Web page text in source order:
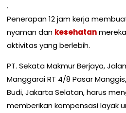
.
Penerapan 12 jam kerja
nyaman dan kesehatan
aktivitas yang berlebih.
PT. Sekata Makmur Berjaya,
Manggarai RT 4/8 Pasar
Budi, Jakarta Selatan, harus
memberikan kompensasi layak